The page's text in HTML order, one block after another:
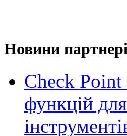
Новини
Check
функцій